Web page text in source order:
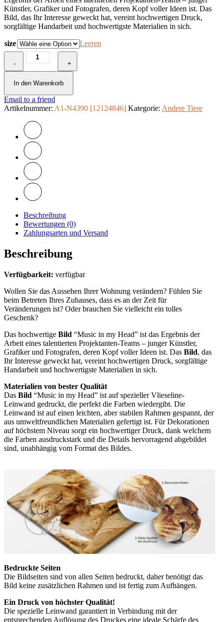
Künstler, Grafiker und Fotografen, deren Kopf voller Ideen ist. Das
Bild, das Ihr Interesse geweckt hat, vereint hochwertigen Druck,
sorgfältige Handarbeit und hochwertigste Materialien in sich.
size Leeren
-
Wandbild
-
Music
in
Head
Menge
+
In den Warenkorb
Email to a friend
Artikelnummer: A1-N4390 [12124846] Kategorie: Andere Tiere
Beschreibung
Bewertungen (0)
Zahlungsarten und Versand
Beschreibung
Verfügbarkeit: verfügbar
Wollen Sie das Aussehen Ihrer Wohnung verändern? Fühlen Sie
beim Betreten Ihres Zuhauses, dass es an der Zeit für
Veränderungen ist? Oder brauchen Sie vielleicht ein tolles
Geschenk?
Das hochwertige Bild “Music in my Head” ist das Ergebnis der
Arbeit eines talentierten Projektanten-Teams – junger Künstler,
Grafiker und Fotografen, deren Kopf voller Ideen ist. Das Bild, das
Ihr Interesse geweckt hat, vereint hochwertigen Druck, sorgfältige
Handarbeit und hochwertigste Materialien in sich.
Materialien von bester Qualität
Das Bild “Music in my Head” ist auf spezieller Vlieseline-
Leinwand gedruckt, die perfekt die Farben wiedergibt. Die
Leinwand ist auf einen leichten, aber stabilen Rahmen gespannt, der
aus umweltfreundlichen Materialien gefertigt ist. Für Dekorationen
auf höchstem Niveau sorgt ein hochwertiger Druck, dank welchem
die Farben ausdruckstark und die Details hervorragend abgebildet
sind, unabhängig vom Format des Bildes.
Bedruckte Seiten
Die Bildseiten sind von allen Seiten bedruckt, daher benötigt das
Bild keine zusätzlichen Rahmen und ist fertig zum Aufhängen.
Ein Druck von höchster Qualität!
Die spezielle Leinwand garantiert in Verbindung mit der
entsprechenden Auflösung des Druckes eine ideale Schärfe des